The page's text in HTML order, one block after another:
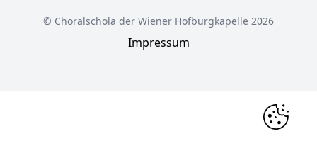
© Choralschola der Wiener Hofburgkapelle 2026
Impressum